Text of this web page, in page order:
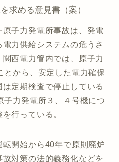
求める意見書（案）
子力発電所事故は、発電
力供給システムの危うさ
西電力管内では、原子力
とから、安定した電力確保
定期検査で停止している
子力発電所３、４号機につ
行っている。
開始から40年で原則廃炉
対策の法的義務化などを